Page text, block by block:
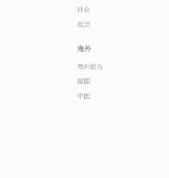
社会
政治
海外
海外総合
韓国
中国